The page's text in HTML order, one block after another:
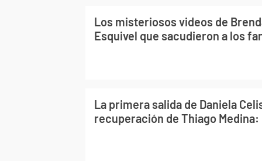
Los misteriosos videos de
Esquivel que sacudieron a los
La primera salida de Daniela
recuperación de Thiago